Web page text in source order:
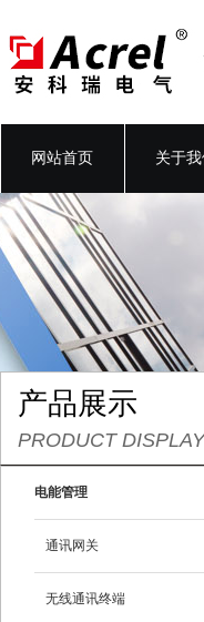
网站首页 关于我
产品展示
PRODUCT DISPLAY
电能管理
通讯网关
无线通讯终端